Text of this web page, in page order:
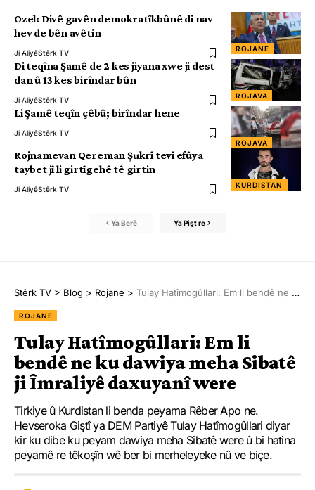
ROJANE
Ozel: Divê gavên demokratîkbûnê di nav
hev de bên avêtin
Ji AliyêStêrk TV
ROJAVA
Di teqîna Şamê de 2 kes jiyana xwe ji dest
dan û 13 kes birîndar bûn
Ji AliyêStêrk TV
ROJAVA
Li Şamê teqîn çêbû; birîndar hene
Ji AliyêStêrk TV
KURDISTAN
Rojnamevan Qereman Şukrî tevî efûya
taybet jî li girtîgehê tê girtin
Ji AliyêStêrk TV
Ya Berê Ya Pişt re
Stêrk TV > Blog > Rojane > Tulay Hatîmogûllari: Em li bendê ne ku dawiya meha Sibatê ji Îmraliyê daxuyanî were
ROJANE
Tulay Hatîmogûllari: Em li
bendê ne ku dawiya meha Sibatê
ji Îmraliyê daxuyanî were
Tirkiye û Kurdistan li benda peyama Rêber Apo ne.
Hevseroka Giştî ya DEM Partiyê Tulay Hatîmogûllari diyar
kir ku dibe ku peyam dawiya meha Sibatê were û bi hatina
peyamê re têkoşîn wê ber bi merheleyeke nû ve biçe.